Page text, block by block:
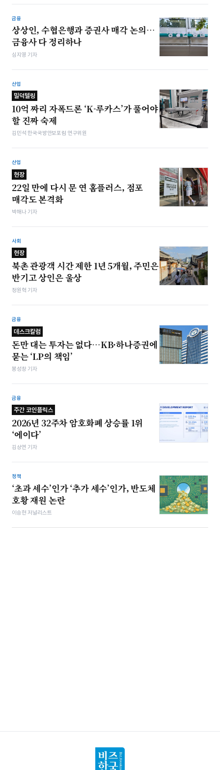
금융
상상인, 수협은행과 증권사 매각 논의…
금융사 다 정리하나
심지영 기자
산업
밀덕텔링
10억 짜리 자폭드론 ‘K-루카스’가 풀어야
할 진짜 숙제
김민석 한국국방안보포럼 연구위원
산업
현장
22일 만에 다시 문 연 홈플러스, 점포
매각도 본격화
박해나 기자
사회
현장
북촌 관광객 시간 제한 1년 5개월, 주민은
반기고 상인은 울상
정원혁 기자
금융
데스크칼럼
돈만 대는 투자는 없다…KB·하나증권에
묻는 ‘LP의 책임’
봉성창 기자
금융
주간 코인플릭스
2026년 32주차 암호화폐 상승률 1위
‘에이다’
김상연 기자
정책
‘초과 세수’인가 ‘추가 세수’인가, 반도체
호황 재원 논란
이승현 저널리스트